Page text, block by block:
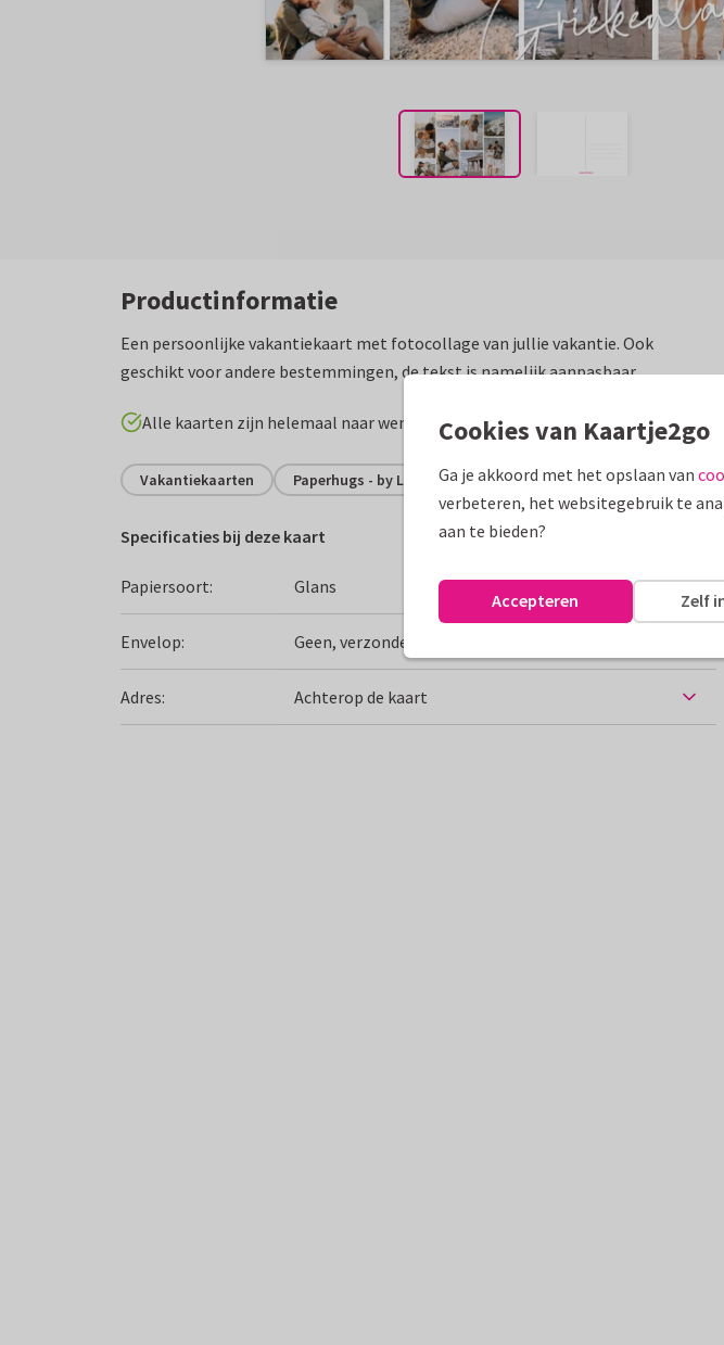
Productinformatie
Een persoonlijke vakantiekaart met fotocollage van jullie vakantie. Ook
geschikt voor andere bestemmingen, de tekst is namelijk aanpasbaar.
Alle kaarten zijn helemaal naar wens aan te passen
Vakantiekaarten Paperhugs - by Lidy Griekenland Groeten uit...
Specificaties bij deze kaart
Papiersoort: Glans
Envelop: Geen, verzonden als ansichtkaart
Adres: Achterop de kaart
Cookies van Kaartje2go
Ga je akkoord met het opslaan van
verbeteren, het websitegebruik te
aan te bieden?
Zelf
Accepteren